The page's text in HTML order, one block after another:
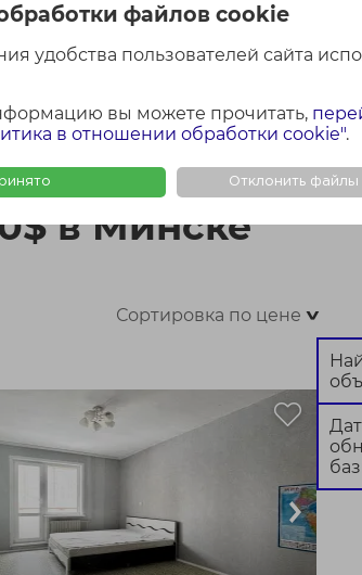
файлов cookie
удобства пользователей сайта
вы можете прочитать,
в отношении обработки cookie".
Отклонить файлы
ФОТО + КАРТА ФОТО
в Минске
Сортировка по цене>